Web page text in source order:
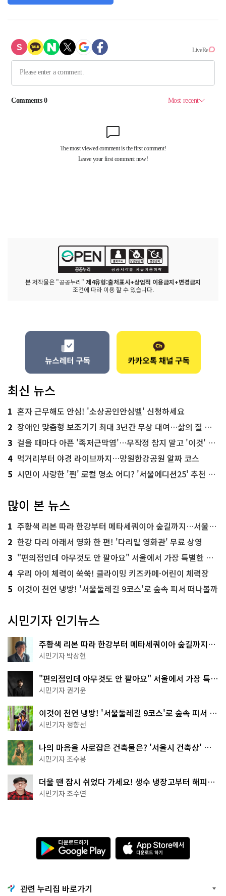
본 저작물은 "공공누리" 제4유형:출처표시+상업적 이용금지+변경금지
조건에 따라 이용 할 수 있습니다.
최신 뉴스
1 혼자 근무해도 안심! '소상공인안심벨' 신청하세요
2 장애인 맞춤형 보조기기 최대 3년간 무상 대여…삶의 질 높인다
3 걸을 때마다 아픈 '족저근막염'…무작정 참지 말고 '이것' 해보세요!
4 먹거리부터 야경 라이브까지…망원한강공원 알짜 코스
5 시민이 사랑한 '찐' 로컬 명소 어디? '서울에디션25' 추천 코스
많이 본 뉴스
1 주황색 리본 따라 한강부터 메타세쿼이아 숲길까지…서울둘레길 15코스
2 한강 다리 아래서 영화 한 편! '다리밑 영화관' 무료 상영
3 "편의점인데 아무것도 안 팔아요" 서울에서 가장 특별한 편의점의 정체
4 우리 아이 체력이 쑥쑥! 클라이밍 키즈카페·어린이 체력장
5 이것이 천연 냉방! '서울둘레길 9코스'로 숲속 피서 떠나볼까
시민기자 인기뉴스
주황색 리본 따라 한강부터 메타세쿼이아 숲길까지…
서울둘레길 15코스
시민기자 박상현
"편의점인데 아무것도 안 팔아요" 서울에서 가장 특별
한 편의점의 정체
시민기자 권기윤
이것이 천연 냉방! '서울둘레길 9코스'로 숲속 피서 떠
나볼까
시민기자 정향선
나의 마음을 사로잡은 건축물은? '서울시 건축상' 수
상작 공개!
시민기자 조수봉
더울 땐 잠시 쉬었다 가세요! 생수 냉장고부터 해피소
·무더위쉼터까지
시민기자 조수연
다
운
로
기
G
A
p
p
관련 누리집 바로가기